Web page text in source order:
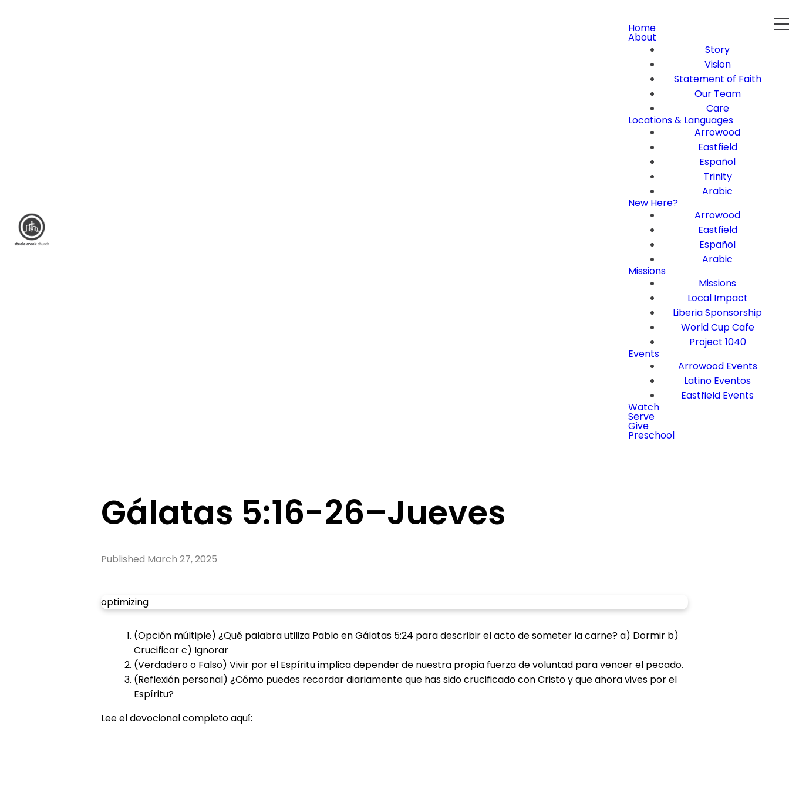
Home
About
Story
Vision
Statement of Faith
Our Team
Care
Locations & Languages
Arrowood
Eastfield
Español
Trinity
Arabic
New Here?
Arrowood
Eastfield
Español
Arabic
Missions
Missions
Local Impact
Liberia Sponsorship
World Cup Cafe
Project 1040
Events
Arrowood Events
Latino Eventos
Eastfield Events
Watch
Serve
Give
Preschool
Gálatas 5:16-26–Jueves
Published March 27, 2025
optimizing
(Opción múltiple) ¿Qué palabra utiliza Pablo en Gálatas 5:24 para describir el acto de someter la carne? a) Dormir b)
Crucificar c) Ignorar
(Verdadero o Falso) Vivir por el Espíritu implica depender de nuestra propia fuerza de voluntad para vencer el pecado.
(Reflexión personal) ¿Cómo puedes recordar diariamente que has sido crucificado con Cristo y que ahora vives por el
Espíritu?
Lee el devocional completo aquí: